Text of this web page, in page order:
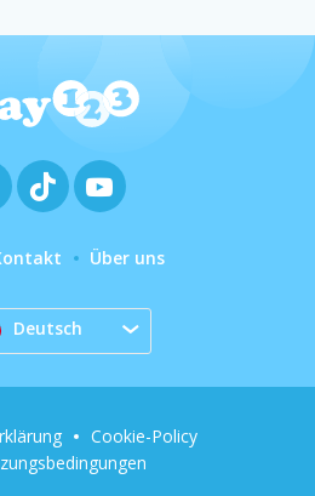
Über uns
Deutsch
Cookie-Policy